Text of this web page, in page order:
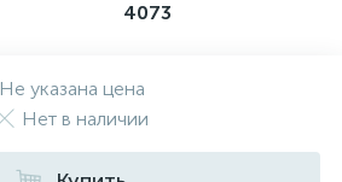
4073
Не указана цена
Нет в наличии